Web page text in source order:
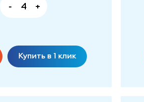
- +
Купить в 1 клик